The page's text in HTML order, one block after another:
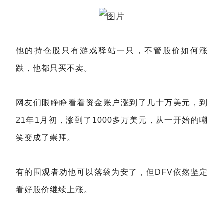
他的持仓股只有游戏驿站一只，不管股价如何涨
跌，他都只买不卖。
网友们眼睁睁看着资金账户涨到了几十万美元，到
21年1月初，涨到了1000多万美元，从一开始的嘲
笑变成了崇拜。
有的围观者劝他可以落袋为安了，但DFV依然坚定
看好股价继续上涨。